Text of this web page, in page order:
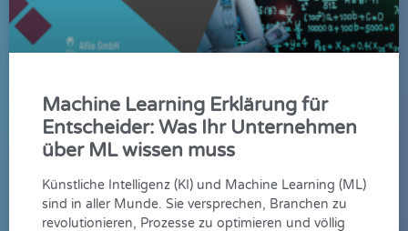
Machine Learning Erklärung für
Entscheider: Was Ihr Unternehmen
über ML wissen muss
Künstliche Intelligenz (KI) und Machine Learning (ML)
sind in aller Munde. Sie versprechen, Branchen zu
revolutionieren, Prozesse zu optimieren und völlig